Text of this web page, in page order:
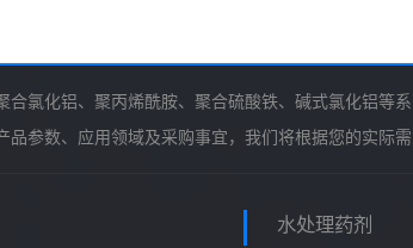
氯化铝、聚丙烯酰胺、聚合硫酸铁、碱式氯化铝等
参数、应用领域及采购事宜，我们将根据您的实际需
水处理药剂